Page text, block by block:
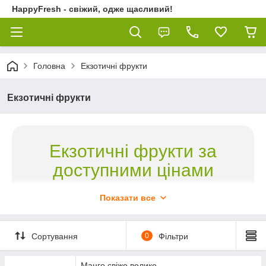
HappyFresh - свіжий, одже щасливий!
Головна Екзотичні фрукти
Екзотичні фрукти
Екзотичні фрукти за
доступними цінами
Оптовий і роздрібний продаж
1 000
доставляємо по Києву.
Подивитися вітрину
Показати все
Сортування 0 Фільтри